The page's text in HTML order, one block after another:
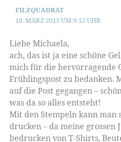
FILZQUADRAT
18. MÄRZ 2015 UM 9:12 UHR
Liebe Michaela,
ach, das ist ja eine schöne
mich für die hervorragende
Frühlingspost zu bedanken.
auf die Post gegangen –
was da so alles entsteht!
Mit den Stempeln kann man
drucken – da meine grossen
bedrucken von T-Shirts,